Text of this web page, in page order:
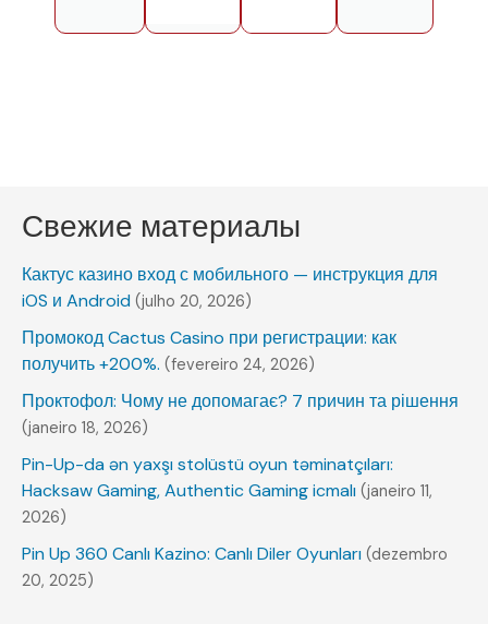
Свежие материалы
Кактус казино вход с мобильного — инструкция для
iOS и Android (julho 20, 2026)
Промокод Cactus Casino при регистрации: как
получить +200%. (fevereiro 24, 2026)
Проктофол: Чому не допомагає? 7 причин та рішення
(janeiro 18, 2026)
Pin-Up-da ən yaxşı stolüstü oyun təminatçıları:
Hacksaw Gaming, Authentic Gaming icmalı (janeiro 11,
2026)
Pin Up 360 Canlı Kazino: Canlı Diler Oyunları (dezembro
20, 2025)